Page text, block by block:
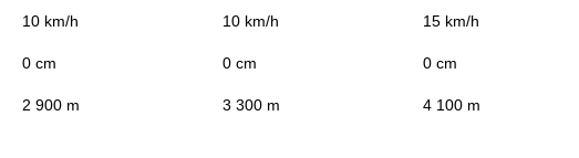
10 km/h 10 km/h 15 km/h
0 cm 0 cm 0 cm
2 900 m 3 300 m 4 100 m